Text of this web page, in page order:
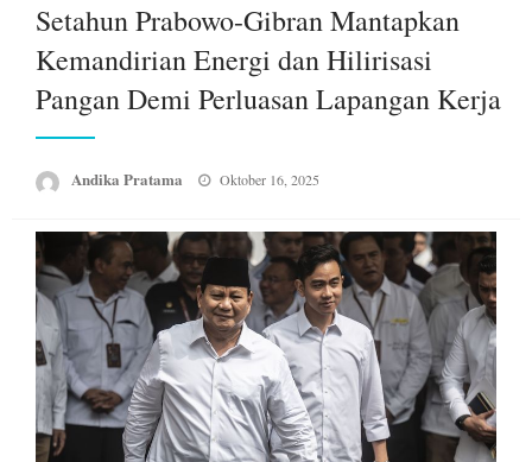
Setahun Prabowo-Gibran Mantapkan
Kemandirian Energi dan Hilirisasi
Pangan Demi Perluasan Lapangan Kerja
Andika Pratama
Posted
Oktober 16, 2025